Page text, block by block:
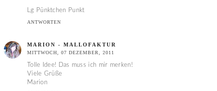
Lg Pünktchen Punkt
ANTWORTEN
MARION - MALLOFAKTUR
MITTWOCH, 07 DEZEMBER, 2011
Tolle Idee! Das muss ich mir merken!
Viele Grüße
Marion